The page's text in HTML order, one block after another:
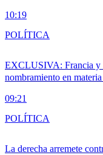
10:19
EXCLUSIVA: Francia y
nombramiento en
09:21
POLÍTICA
La derecha arremete
POLÍTICA